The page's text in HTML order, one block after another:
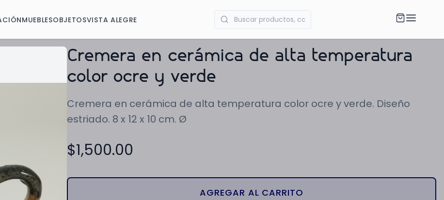
MUEBLESOBJETOSVISTA ALEGRE
Cremera en cerámica de alta temperatura
color ocre y verde
Cremera en cerámica de alta temperatura color ocre y verde. Diseño
estriado. 8 x 12 x 10 cm. Ø
$1,500.00
AGREGAR AL CARRITO